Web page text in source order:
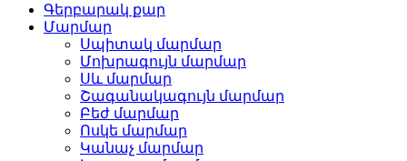
Գերբարակ քար
Մարմար
Սպիտակ մարմար
Մոխրագույն մարմար
Սև մարմար
Շագանակագույն մարմար
Բեժ մարմար
Ոսկե մարմար
Կանաչ մարմար